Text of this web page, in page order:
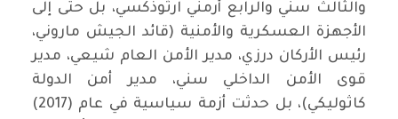
والثالث سني والرابع أرمني ارثوذكسي، بل حتى إلى
الأجهزة العسكرية والأمنية (قائد الجيش ماروني،
رئيس الأركان درزي، مدير الأمن العام شيعي، مدير
قوى الأمن الداخلي سني، مدير أمن الدولة
كاثوليكي)، بل حدثت أزمة سياسية في عام (2017)